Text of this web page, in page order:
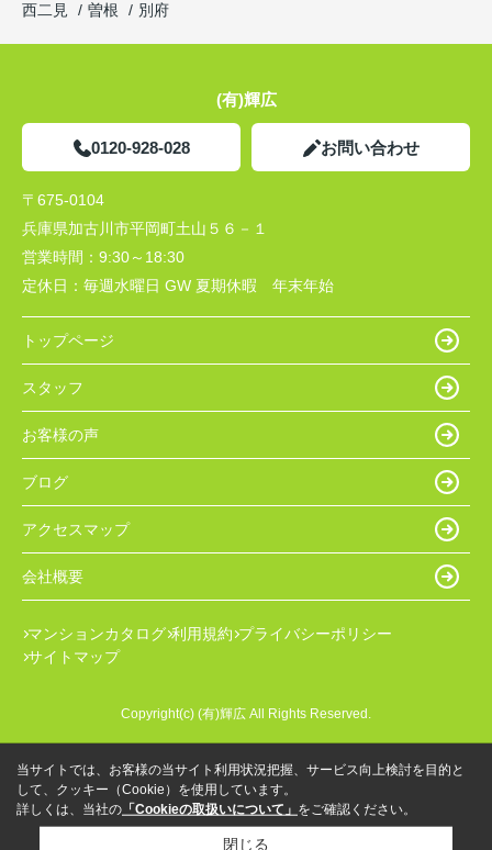
西二見
曽根 別府
(有)輝広
0120-928-028 お問い合わせ
〒675-0104
兵庫県加古川市平岡町土山５６－１
営業時間： 9:30～18:30
定休日： 毎週水曜日 GW 夏期休暇 年末年始
トップページ
スタッフ
お客様の声
ブログ
アクセスマップ
会社概要
マンションカタログ 利用規約 プライバシーポリシー
サイトマップ
Copyright(c) (有)輝広 All Rights Reserved.
当サイトでは、お客様の当サイト利用状況把握、サービス向上検討を目的と
して、クッキー（Cookie）を使用しています。
詳しくは、当社の 「Cookieの取扱いについて」 をご確認ください。
閉じる